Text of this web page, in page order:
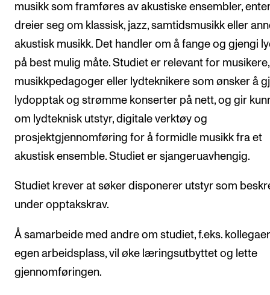
NEWS
News and Stories
Events and concerts
Current Vacancies
musikk som framføres av akustiske ensembler,
dreier seg om klassisk, jazz, samtidsmusikk eller
akustisk musikk. Det handler om å fange og gjengi
på best mulig måte. Studiet er relevant for musikere,
musikkpedagoger eller lydteknikere som ønsker å
lydopptak og strømme konserter på nett, og gir
om lydteknisk utstyr, digitale verktøy og
prosjektgjennomføring for å formidle musikk fra et
akustisk ensemble. Studiet er sjangeruavhengig.
Studiet krever at søker disponerer utstyr som
under opptakskrav.
Å samarbeide med andre om studiet, f.eks.
egen arbeidsplass, vil øke læringsutbyttet og lette
gjennomføringen.